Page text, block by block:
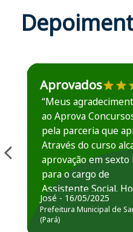
Estudante José
Aprovados
“Meus
ao Aprova
pela parceria que
Através do curso
aprovação em sexto
para o cargo de
Assistente Social.
estou atuando na
Prefeitura de
José - 16/05/2025
Prefeitura Municipal de
(Pará)